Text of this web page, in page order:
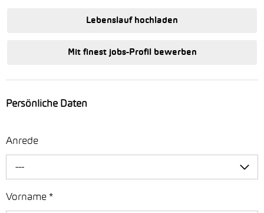
Lebenslauf hochladen
Mit finest jobs-Profil bewerben
Persönliche Daten
Anrede
---
Vorname *